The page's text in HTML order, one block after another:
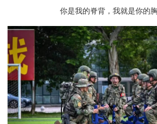
你是我的脊背，我就是你的